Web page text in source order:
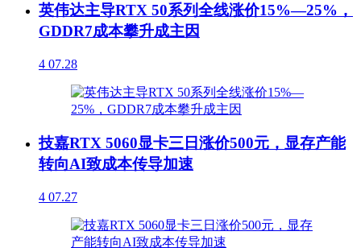
英伟达主导RTX 50系列全线涨价15%—25%，
GDDR7成本攀升成主因
4 07.28
技嘉RTX 5060显卡三日涨价500元，显存产能
转向AI致成本传导加速
4 07.27